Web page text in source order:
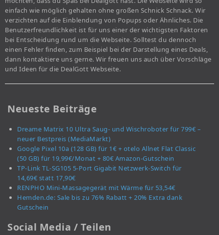
einfach wie möglich gehalten ohne großen Schnick Schnack. Wir
verzichten auf die Einblendung von Popups oder Ähnliches. Die
Benutzerfreundlichkeit ist für uns einer der wichtigsten Faktoren
bei Entscheidung rund um die Webseite. Solltest du dennoch
einen Fehler finden, zum Beispiel bei der Darstellung eines Deals,
dann kontaktiere uns gerne. Wir freuen uns auch über Vorschläge
und Ideen für die DealGott Webseite.
Neueste Beiträge
Dreame Matrix 10 Ultra Saug- und Wischroboter für 799€ –
neuer Bestpreis (MediaMarkt)
Google Pixel 10a (128 GB) für 1€ + otelo Allnet Flat Classic
(50 GB) für 19,99€/Monat + 80€ Amazon-Gutschein
TP-Link TL-SG105 5-Port Gigabit Netzwerk-Switch für
14,69€ statt 17,90€
RENPHO Mini-Massagegerät mit Wärme für 53,54€
Hemden.de: Sale bis zu 76% Rabatt + 20% Extra dank
Gutschein
Social Media / Teilen